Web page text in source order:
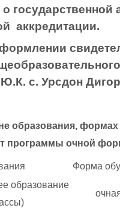
государственной
аккредитации.
с. Урсдон
образования,
программы очной
Форма
образование